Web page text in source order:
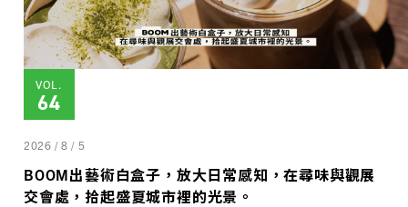
VOL.
64
2026 / 8 / 5
BOOM出藝術白盒子，放大日常感知，在尋味與觀展
交會處，拾起盛夏城市裡的光景。